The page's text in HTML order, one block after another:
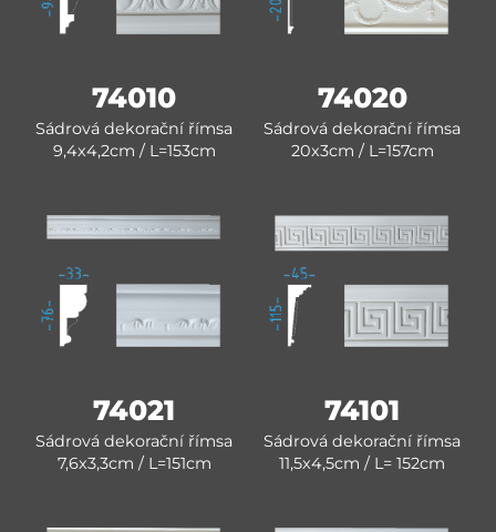
74010
Sádrová dekorační římsa
9,4x4,2cm / L=153cm
74020
Sádrová dekorační římsa
20x3cm / L=157cm
74021
Sádrová dekorační římsa
7,6x3,3cm / L=151cm
74101
Sádrová dekorační římsa
11,5x4,5cm / L= 152cm